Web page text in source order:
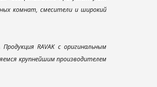
комнат, смесители и широкий
RAVAK с оригинальным
крупнейшим производителем